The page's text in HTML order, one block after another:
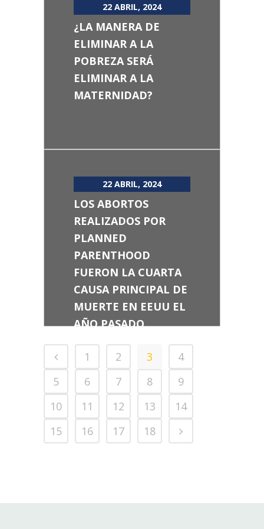
22 ABRIL, 2024
¿LA MANERA DE
ELIMINAR A LA
POBREZA SERÁ
ELIMINAR A LA
MATERNIDAD?
22 ABRIL, 2024
LOS ABORTOS
REALIZADOS POR
PLANNED
PARENTHOOD
FUERON LA CUARTA
CAUSA PRINCIPAL DE
MUERTE EN EEUU EL
AÑO PASADO
1 2 3
4
5
6 7 8
9
10
11 12 13
14
15
16 17 18